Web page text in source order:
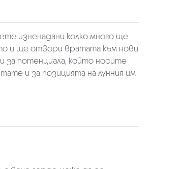
изненадани колко много ще
и ще отвори вратата към нови
за потенциала, който носите
и за позицията на лунния им